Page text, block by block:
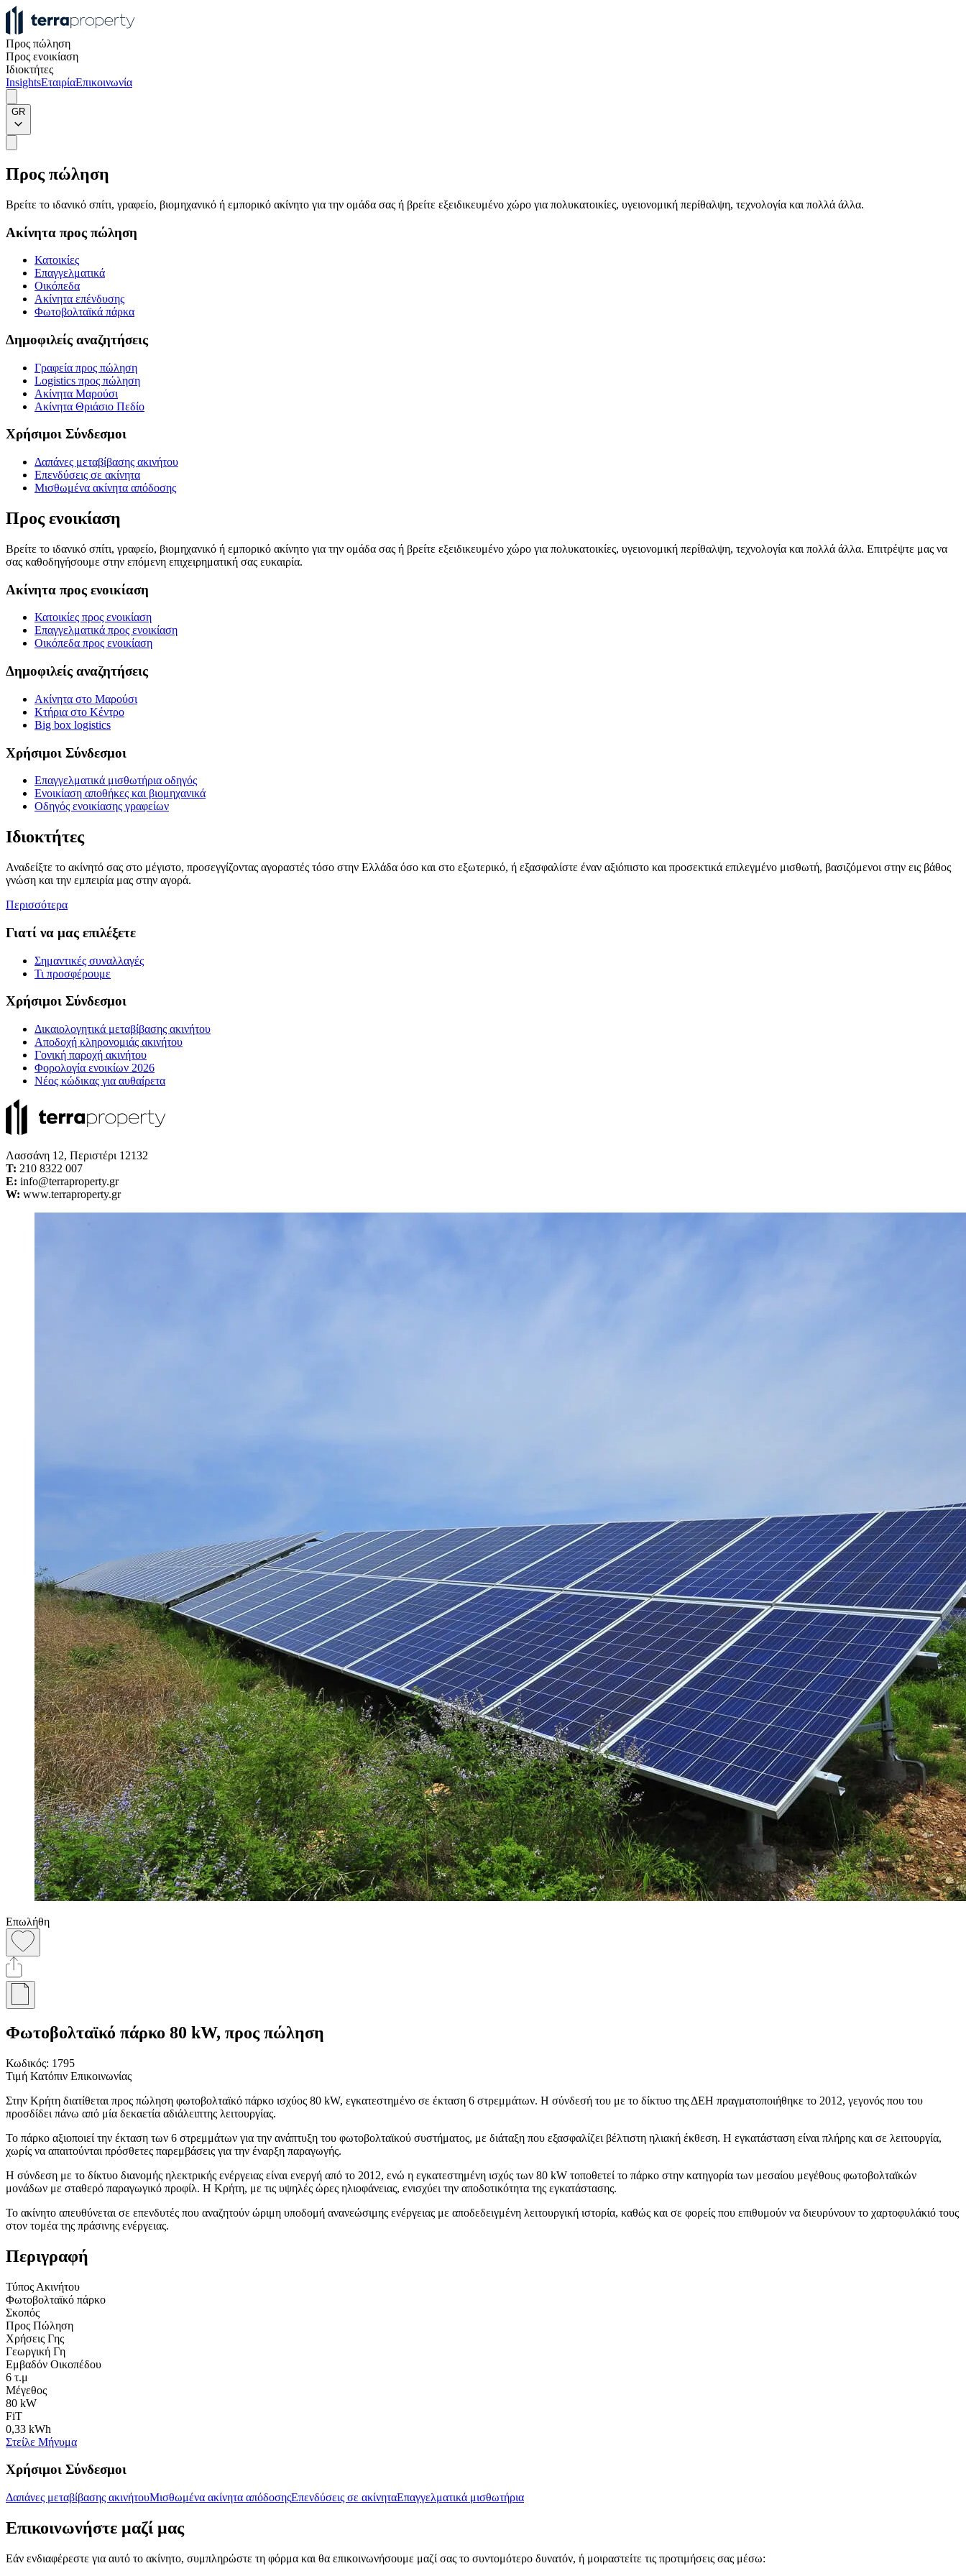
Προς πώληση
Προς ενοικίαση
Ιδιοκτήτες
InsightsΕταιρίαΕπικοινωνία
GR
Προς πώληση
Βρείτε το ιδανικό σπίτι, γραφείο, βιομηχανικό ή εμπορικό ακίνητο για την ομάδα σας ή βρείτε εξειδικευμένο χώρο για πολυκατοικίες, υγειονομική περίθαλψη, τεχνολογία και πολλά άλλα.
Ακίνητα προς πώληση
Κατοικίες
Επαγγελματικά
Οικόπεδα
Ακίνητα επένδυσης
Φωτοβολταϊκά πάρκα
Δημοφιλείς αναζητήσεις
Γραφεία προς πώληση
Logistics προς πώληση
Ακίνητα Μαρούσι
Ακίνητα Θριάσιο Πεδίο
Χρήσιμοι Σύνδεσμοι
Δαπάνες μεταβίβασης ακινήτου
Επενδύσεις σε ακίνητα
Μισθωμένα ακίνητα απόδοσης
Προς ενοικίαση
Βρείτε το ιδανικό σπίτι, γραφείο, βιομηχανικό ή εμπορικό ακίνητο για την ομάδα σας ή βρείτε εξειδικευμένο χώρο για πολυκατοικίες, υγειονομική περίθαλψη, τεχνολογία και πολλά άλλα. Επιτρέψτε μας να
σας καθοδηγήσουμε στην επόμενη επιχειρηματική σας ευκαιρία.
Ακίνητα προς ενοικίαση
Κατοικίες προς ενοικίαση
Επαγγελματικά προς ενοικίαση
Οικόπεδα προς ενοικίαση
Δημοφιλείς αναζητήσεις
Ακίνητα στο Μαρούσι
Κτήρια στο Κέντρο
Big box logistics
Χρήσιμοι Σύνδεσμοι
Επαγγελματικά μισθωτήρια οδηγός
Ενοικίαση αποθήκες και βιομηχανικά
Οδηγός ενοικίασης γραφείων
Ιδιοκτήτες
Αναδείξτε το ακίνητό σας στο μέγιστο, προσεγγίζοντας αγοραστές τόσο στην Ελλάδα όσο και στο εξωτερικό, ή εξασφαλίστε έναν αξιόπιστο και προσεκτικά επιλεγμένο μισθωτή, βασιζόμενοι στην εις βάθος
γνώση και την εμπειρία μας στην αγορά.
Περισσότερα
Γιατί να μας επιλέξετε
Σημαντικές συναλλαγές
Τι προσφέρουμε
Χρήσιμοι Σύνδεσμοι
Δικαιολογητικά μεταβίβασης ακινήτου
Αποδοχή κληρονομιάς ακινήτου
Γονική παροχή ακινήτου
Φορολογία ενοικίων 2026
Νέος κώδικας για αυθαίρετα
Λασσάνη 12, Περιστέρι 12132
Τ: 210 8322 007
E: info@terraproperty.gr
W: www.terraproperty.gr
Επωλήθη
Φωτοβολταϊκό πάρκο 80 kW, προς πώληση
Κωδικός: 1795
Τιμή Κατόπιν Επικοινωνίας
Στην Κρήτη διατίθεται προς πώληση φωτοβολταϊκό πάρκο ισχύος 80 kW, εγκατεστημένο σε έκταση 6 στρεμμάτων. Η σύνδεσή του με το δίκτυο της ΔΕΗ πραγματοποιήθηκε το 2012, γεγονός που του
προσδίδει πάνω από μία δεκαετία αδιάλειπτης λειτουργίας.
Το πάρκο αξιοποιεί την έκταση των 6 στρεμμάτων για την ανάπτυξη του φωτοβολταϊκού συστήματος, με διάταξη που εξασφαλίζει βέλτιστη ηλιακή έκθεση. Η εγκατάσταση είναι πλήρης και σε λειτουργία,
χωρίς να απαιτούνται πρόσθετες παρεμβάσεις για την έναρξη παραγωγής.
Η σύνδεση με το δίκτυο διανομής ηλεκτρικής ενέργειας είναι ενεργή από το 2012, ενώ η εγκατεστημένη ισχύς των 80 kW τοποθετεί το πάρκο στην κατηγορία των μεσαίου μεγέθους φωτοβολταϊκών
μονάδων με σταθερό παραγωγικό προφίλ. Η Κρήτη, με τις υψηλές ώρες ηλιοφάνειας, ενισχύει την αποδοτικότητα της εγκατάστασης.
Το ακίνητο απευθύνεται σε επενδυτές που αναζητούν ώριμη υποδομή ανανεώσιμης ενέργειας με αποδεδειγμένη λειτουργική ιστορία, καθώς και σε φορείς που επιθυμούν να διευρύνουν το χαρτοφυλάκιό τους
στον τομέα της πράσινης ενέργειας.
Περιγραφή
Τύπος Ακινήτου
Φωτοβολταϊκό πάρκο
Σκοπός
Προς Πώληση
Χρήσεις Γης
Γεωργική Γη
Εμβαδόν Οικοπέδου
6 τ.μ
Μέγεθος
80 kW
FiT
0,33 kWh
Στείλε Μήνυμα
Χρήσιμοι Σύνδεσμοι
Δαπάνες μεταβίβασης ακινήτουΜισθωμένα ακίνητα απόδοσηςΕπενδύσεις σε ακίνηταΕπαγγελματικά μισθωτήρια
Επικοινωνήστε μαζί μας
Εάν ενδιαφέρεστε για αυτό το ακίνητο, συμπληρώστε τη φόρμα και θα επικοινωνήσουμε μαζί σας το συντομότερο δυνατόν, ή μοιραστείτε τις προτιμήσεις σας μέσω: